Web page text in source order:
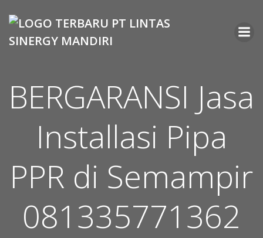
to
BERGARANSI Jasa
Installasi Pipa
PPR di Semampir
081335771362